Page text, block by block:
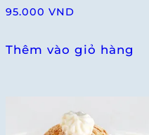
95.000 VND
Thêm vào giỏ hàng